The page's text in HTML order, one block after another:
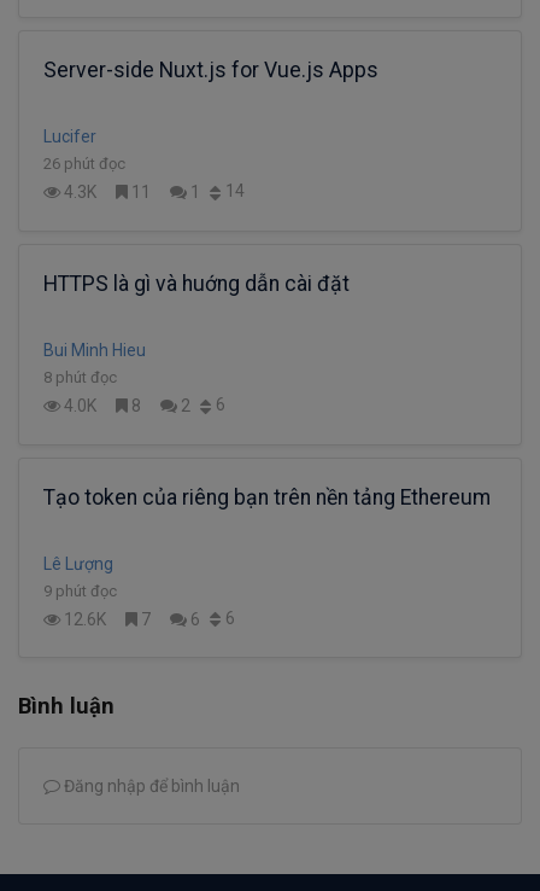
Server-side Nuxt.js for Vue.js Apps
Lucifer
26 phút đọc
4.3K 11 1 14
HTTPS là gì và huớng dẫn cài đặt
Bui Minh Hieu
8 phút đọc
4.0K 8 2 6
Tạo token của riêng bạn trên nền tảng Ethereum
Lê Lượng
9 phút đọc
12.6K 7 6 6
Bình luận
Đăng nhập để bình luận